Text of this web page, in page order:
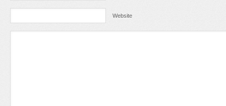
Website